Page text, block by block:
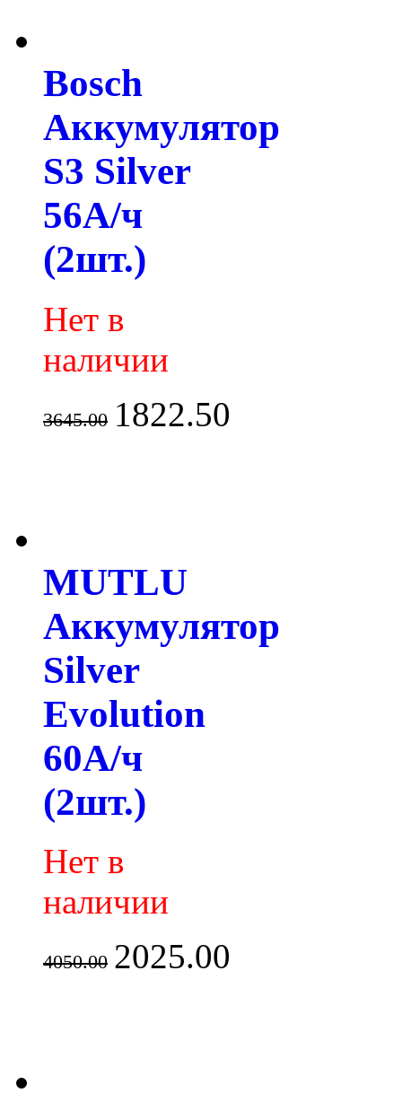
Bosch
Аккумулятор
S3 Silver
56А/ч
(2шт.)
Нет в
наличии
3645.00 1822.50
MUTLU
Аккумулятор
Silver
Evolution
60А/ч
(2шт.)
Нет в
наличии
4050.00 2025.00